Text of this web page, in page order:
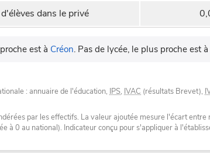
dans le privé
est à Créon. Pas de lycée, le plus proche est à
: annuaire de l'éducation, IPS, IVAC (résultats Brevet),
par les effectifs. La valeur ajoutée mesure l'écart
à 0 au national). Indicateur conçu pour s'appliquer à